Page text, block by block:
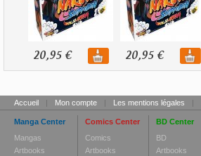
20,95 € 20,95 €
Accueil | Mon compte | Les mentions légales |
Manga Center
Mangas
Artbooks
Comics Center
Comics
Artbooks
BD Center
BD
Artbooks